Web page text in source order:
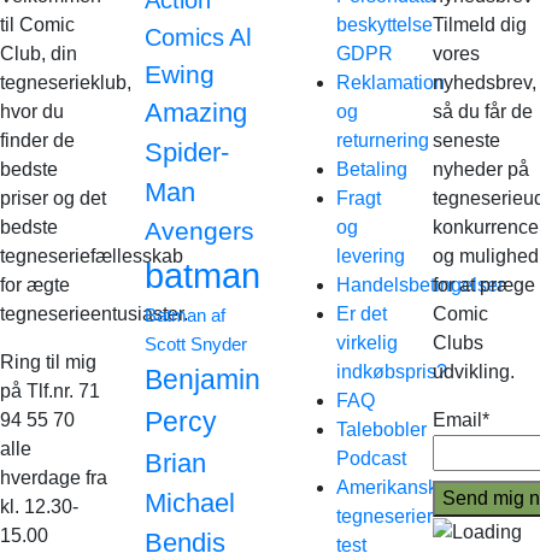
til Comic
Club, din
tegneserieklub,
hvor du
finder de
bedste
priser og det
bedste
tegneseriefællesskab
for ægte
tegneserieentusiaster.
Ring til mig
på Tlf.nr. 71
94 55 70
alle
hverdage fra
kl. 12.30-
15.00
Comics Al
Ewing
Amazing
Spider-
Man
Avengers
batman
Batman af
Scott Snyder
Benjamin
Percy
Brian
Michael
Bendis
beskyttelse
GDPR
Reklamation
og
returnering
Betaling
Fragt
og
levering
Handelsbetingelser
Er det
virkelig
indkøbspris?
FAQ
Talebobler
Podcast
Amerikanske
tegneserier
test
Tilmeld dig
vores
nyhedsbrev,
så du får de
seneste
nyheder på
og mulighed
for at præge
Comic
Clubs
udvikling.
Email*